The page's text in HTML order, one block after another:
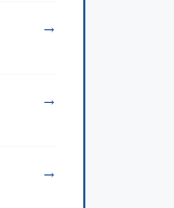
→
→
→